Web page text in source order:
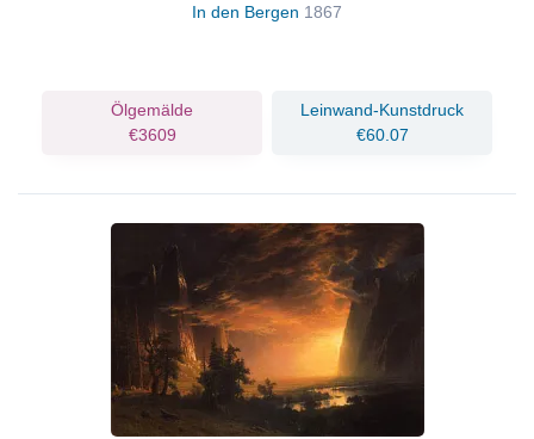
In den Bergen 1867
Ölgemälde
€3609
Leinwand-Kunstdruck
€60.07